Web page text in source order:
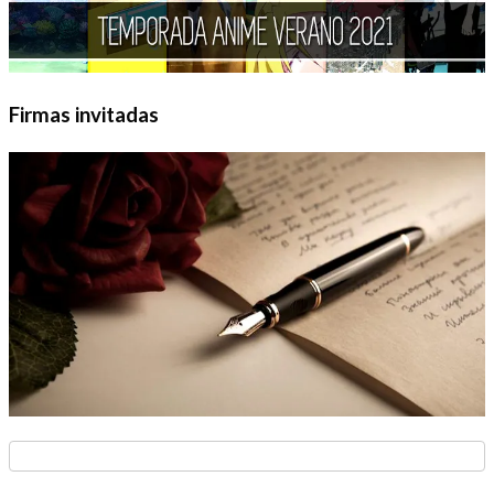
Firmas invitadas